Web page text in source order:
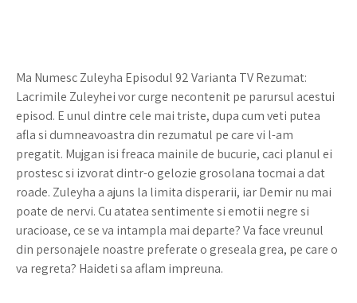
Ma Numesc Zuleyha Episodul 92 Varianta TV Rezumat:
Lacrimile Zuleyhei vor curge necontenit pe parursul acestui
episod. E unul dintre cele mai triste, dupa cum veti putea
afla si dumneavoastra din rezumatul pe care vi l-am
pregatit. Mujgan isi freaca mainile de bucurie, caci planul ei
prostesc si izvorat dintr-o gelozie grosolana tocmai a dat
roade. Zuleyha a ajuns la limita disperarii, iar Demir nu mai
poate de nervi. Cu atatea sentimente si emotii negre si
uracioase, ce se va intampla mai departe? Va face vreunul
din personajele noastre preferate o greseala grea, pe care o
va regreta? Haideti sa aflam impreuna.